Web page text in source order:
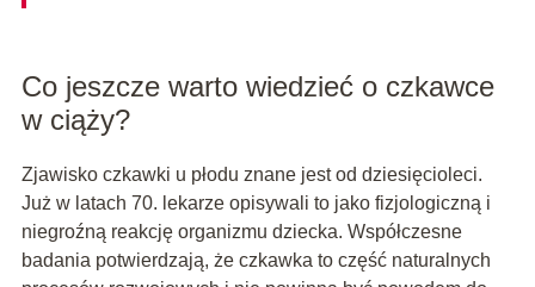
Co jeszcze warto wiedzieć o czkawce
w ciąży?
Zjawisko czkawki u płodu znane jest od dziesięcioleci.
Już w latach 70. lekarze opisywali to jako fizjologiczną i
niegroźną reakcję organizmu dziecka. Współczesne
badania potwierdzają, że czkawka to część naturalnych